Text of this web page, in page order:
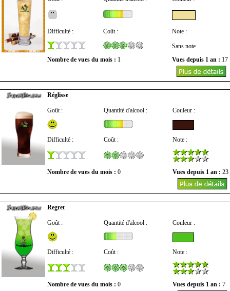
Difficulté : Coût : Note :
Sans note
Nombre de vues du mois : 1 Vues depuis 1 an : 17
Réglisse
Goût : Quantité d'alcool : Couleur :
Difficulté : Coût : Note :
Nombre de vues du mois : 0 Vues depuis 1 an : 23
Regret
Goût : Quantité d'alcool : Couleur :
Difficulté : Coût : Note :
Nombre de vues du mois : 0 Vues depuis 1 an : 7